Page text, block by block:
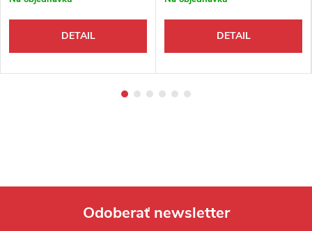
DETAIL DETAIL
Odoberať newsletter